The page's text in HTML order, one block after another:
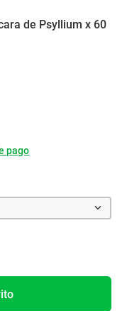
de Psyllium x 60
pago